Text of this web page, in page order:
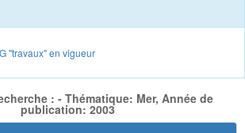
"travaux" en vigueur
: - Thématique: Mer, Année de
publication: 2003